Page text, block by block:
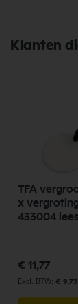
Klanten
TFA
x
433004
€ 11,77
€ 9,73